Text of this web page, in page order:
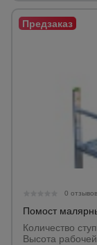
0 отзывов
Помост
Количество
Высота